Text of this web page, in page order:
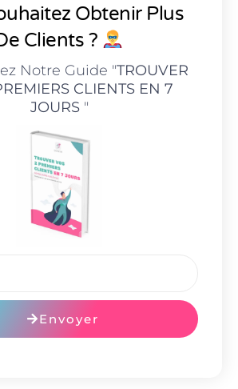
Obtenir Plus
Clients ?
Notre Guide "TROUVER
CLIENTS EN 7
JOURS"
Envoyer